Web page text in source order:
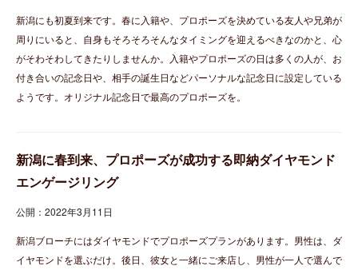
新潟にも初夏到来です。春に入籍や、プロポーズを決めている友人や兄弟が
周りにいると、自身もそろそろそんなタイミングを迎えるべきなのかと、心
がそわそわしてきたりしませんか。入籍やプロポーズの日は多くの人が、お
付き合いの記念日や、相手の誕生日などパーソナルな記念日に設定している
ようです。オリジナル記念日で最高のプロポーズを。
新潟に春到来、プロポーズが成功する即納ダイヤモンド
エンゲージリング
公開：2022年3月11日
新潟ブローチにはダイヤモンドでプロポーズプランがあります。男性は、ダ
イヤモンドを選ぶだけ。後日、彼女と一緒にご来店し、男性が一人で選んで